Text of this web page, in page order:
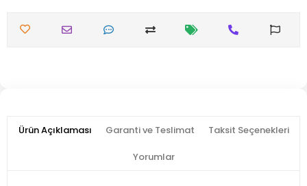
Ürün Açıklaması Garanti ve Teslimat Taksit Seçenekleri
Yorumlar